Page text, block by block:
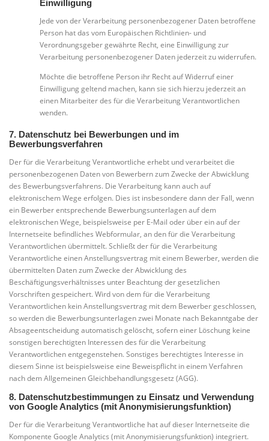
Einwilligung
Jede von der Verarbeitung personenbezogener Daten betroffene
Person hat das vom Europäischen Richtlinien- und
Verordnungsgeber gewährte Recht, eine Einwilligung zur
Verarbeitung personenbezogener Daten jederzeit zu widerrufen.
Möchte die betroffene Person ihr Recht auf Widerruf einer
Einwilligung geltend machen, kann sie sich hierzu jederzeit an
einen Mitarbeiter des für die Verarbeitung Verantwortlichen
wenden.
7. Datenschutz bei Bewerbungen und im
Bewerbungsverfahren
Der für die Verarbeitung Verantwortliche erhebt und verarbeitet die
personenbezogenen Daten von Bewerbern zum Zwecke der Abwicklung
des Bewerbungsverfahrens. Die Verarbeitung kann auch auf
elektronischem Wege erfolgen. Dies ist insbesondere dann der Fall, wenn
ein Bewerber entsprechende Bewerbungsunterlagen auf dem
elektronischen Wege, beispielsweise per E-Mail oder über ein auf der
Internetseite befindliches Webformular, an den für die Verarbeitung
Verantwortlichen übermittelt. Schließt der für die Verarbeitung
Verantwortliche einen Anstellungsvertrag mit einem Bewerber, werden die
übermittelten Daten zum Zwecke der Abwicklung des
Beschäftigungsverhältnisses unter Beachtung der gesetzlichen
Vorschriften gespeichert. Wird von dem für die Verarbeitung
Verantwortlichen kein Anstellungsvertrag mit dem Bewerber geschlossen,
so werden die Bewerbungsunterlagen zwei Monate nach Bekanntgabe der
Absageentscheidung automatisch gelöscht, sofern einer Löschung keine
sonstigen berechtigten Interessen des für die Verarbeitung
Verantwortlichen entgegenstehen. Sonstiges berechtigtes Interesse in
diesem Sinne ist beispielsweise eine Beweispflicht in einem Verfahren
nach dem Allgemeinen Gleichbehandlungsgesetz (AGG).
8. Datenschutzbestimmungen zu Einsatz und Verwendung
von Google Analytics (mit Anonymisierungsfunktion)
Der für die Verarbeitung Verantwortliche hat auf dieser Internetseite die
Komponente Google Analytics (mit Anonymisierungsfunktion) integriert.